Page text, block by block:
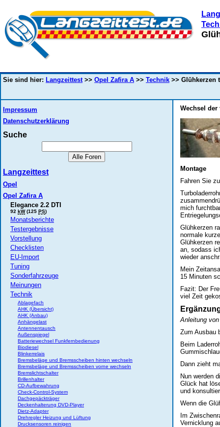
Sie sind hier: Langzeittest>> Opel Zafira A >> Technik >> Glühkerzen
Impressum
Datenschutzerklärung
Suche
Langzeittest
Opel
Opel Zafira A
Elegance 2.2 DTI
92 kW(125 PS)
Monatsberichte
Testergebnisse
Vorstellung
Checklisten
EU-Import
Tuning
Sonderfahrzeuge
Meinungen
Technik
Ablagefach
AHK (Übersicht)
AHK (Anbau)
Anhängelast
Antennentausch
Außenspiegel
Batteriewechsel Funkfernbedienung
Biodiesel
Blinkerrelais
Bremsbeläge und Bremsscheiben hinten wechseln
Bremsbeläge und Bremsscheiben vorne wechseln
Bremslichtschalter
Brillenhalter
CD-Aufbewahrung
Check-Control-System
Dachgepäckträger
Deckenhalterung DVD-Player
Dietz-Adapter
Drehregler Heizung und Lüftung
Drucksensoren reinigen
Wechsel
Montage
Fahren Sie
mich
Glühkerzen
normale
Glühkerzen
an, sodass
wieder
Mein
15 Minuten
Fazit: Der
viel Zeit
Anleitung
Zum Ausbau
Beim
Dann zieht
Nun werden
Glück hat
und
Wenn die
Im
Vernicklung